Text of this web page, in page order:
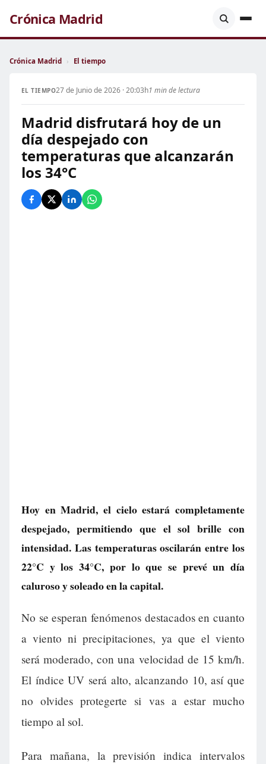
Crónica Madrid
Crónica Madrid › El tiempo
EL TIEMPO27 de Junio de 2026 · 20:03h1 min de lectura
Madrid disfrutará hoy de un
día despejado con
temperaturas que alcanzarán
los 34°C
Hoy en Madrid, el cielo estará completamente
despejado, permitiendo que el sol brille con
intensidad. Las temperaturas oscilarán entre los
22°C y los 34°C, por lo que se prevé un día
caluroso y soleado en la capital.
No se esperan fenómenos destacados en cuanto
a viento ni precipitaciones, ya que el viento
será moderado, con una velocidad de 15 km/h.
El índice UV será alto, alcanzando 10, así que
no olvides protegerte si vas a estar mucho
tiempo al sol.
Para mañana, la previsión indica intervalos